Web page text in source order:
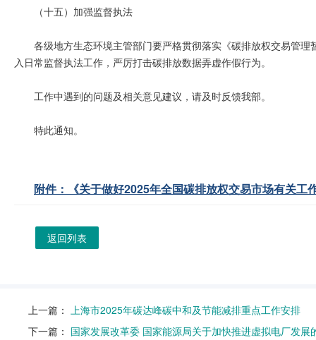
（十五）加强监督执法
各级地方生态环境主管部门要严格贯彻落实《碳排放权交易管
入日常监督执法工作，严厉打击碳排放数据弄虚作假行为。
工作中遇到的问题及相关意见建议，请及时反馈我部。
特此通知。
附件：《关于做好2025年全国碳排放权交易市场有关工
返回列表
上一篇：
上海市2025年碳达峰碳中和及节能减排重点工作安排
下一篇： 国家发展改革委 国家能源局关于加快推进虚拟电厂发展